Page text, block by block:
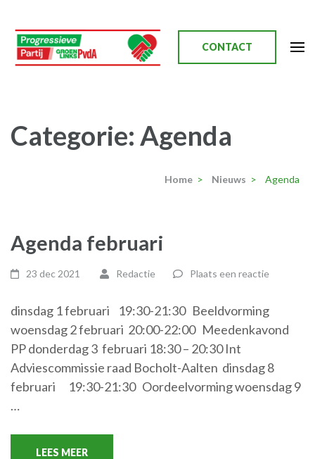
naar
inhoud
(Druk
CONTACT
Categorie: Agenda
Home > Nieuws > Agenda
Agenda februari
23 dec 2021 Redactie Plaats een reactie
dinsdag 1 februari 19:30-21:30 Beeldvorming
woensdag 2 februari 20:00-22:00 Meedenkavond
PP donderdag 3 februari 18:30 – 20:30 Int
Adviescommissie raad Bocholt-Aalten dinsdag 8
februari 19:30-21:30 Oordeelvorming woensdag 9
…
LEES MEER